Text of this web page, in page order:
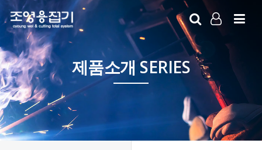
LOG IN
SIGN UP
제품소개 SERIES